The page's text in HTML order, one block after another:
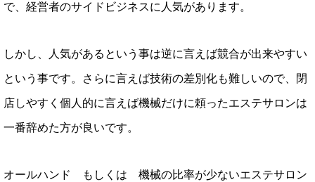
で、経営者のサイドビジネスに人気があります。
しかし、人気があるという事は逆に言えば競合が出来やすい
という事です。さらに言えば技術の差別化も難しいので、閉
店しやすく個人的に言えば機械だけに頼ったエステサロンは
一番辞めた方が良いです。
オールハンド もしくは 機械の比率が少ないエステサロン